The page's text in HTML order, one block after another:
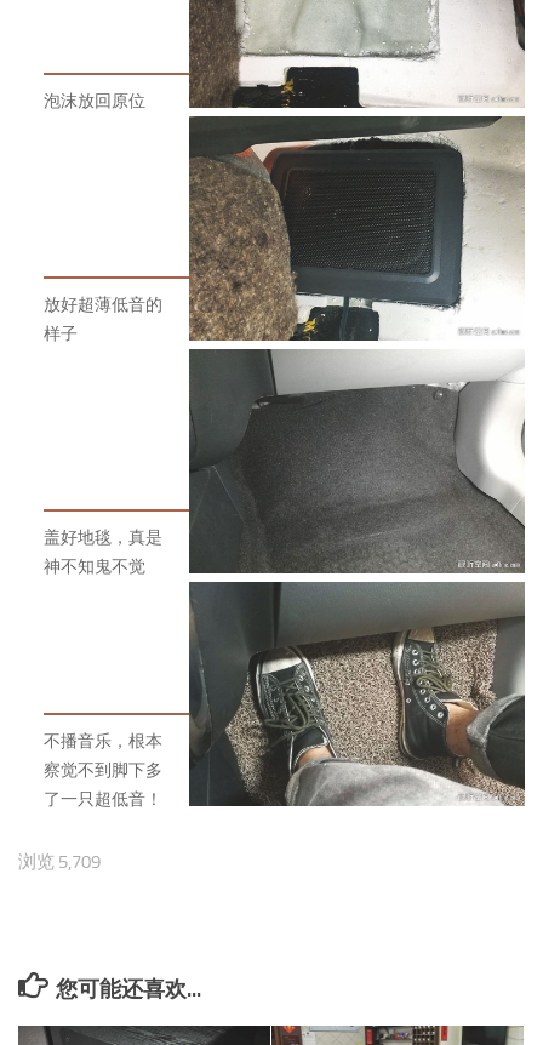
泡沫放回原位
放好超薄低音的
样子
盖好地毯，真是
神不知鬼不觉
不播音乐，根本
察觉不到脚下多
了一只超低音！
浏览 5,709
您可能还喜欢...